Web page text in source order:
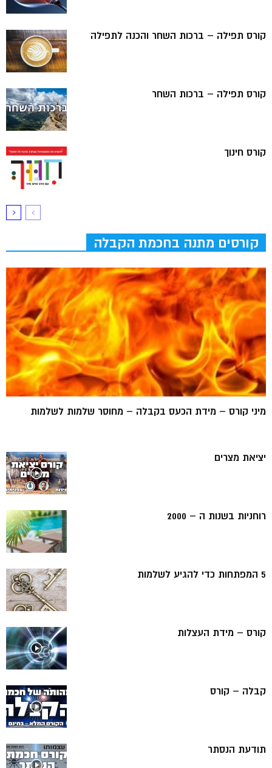
קורס תפילה – ברכות השחר והכנה לתפילה
קורס תפילה – ברכות השחר
קורס חינוך
קורסים מתנה בחכמת הקבלה
מיני קורס – מידת הכעס בקבלה – מחוסר שלמות לשלמות
יציאת מצרים
רוחניות בשנות ה – 2000
5 המפתחות כדי להגיע לשלמות
קורס – מידת העצלות
קבלה – קורס
תודעת הנסתר